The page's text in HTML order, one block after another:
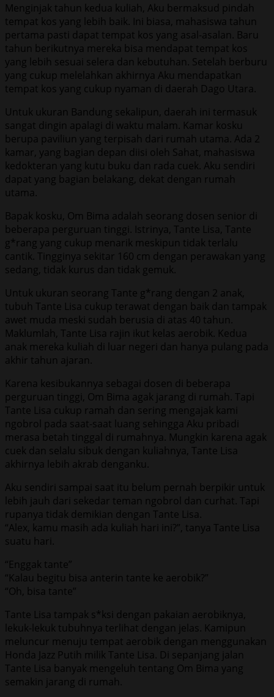
Menginjak tahun kedua kuliah, Aku bermaksud pindah
tempat kos yang lebih baik. Ini biasa, mahasiswa tahun
pertama pasti dapat tempat kos yang asal-asalan. Baru
tahun berikutnya mereka bisa mendapat tempat kos
yang lebih sesuai selera dan kebutuhan. Setelah berburu
yang cukup melelahkan akhirnya Aku mendapatkan
tempat kos yang cukup nyaman di daerah Dago Utara.
Untuk ukuran Bandung sekalipun, daerah ini termasuk
sangat dingin apalagi di waktu malam. Kamar kosku
berupa paviliun yang terpisah dari rumah utama. Ada 2
kamar, yang bagian depan diisi oleh Sahat, mahasiswa
kedokteran yang kutu buku dan rada cuek. Aku sendiri
dapat yang bagian belakang, dekat dengan rumah
utama.
Bapak kosku, Om Bima adalah seorang dosen senior di
beberapa perguruan tinggi. Istrinya, Tante Lisa, Tante
g*rang yang cukup menarik meskipun tidak terlalu
cantik. Tingginya sekitar 160 cm dengan perawakan yang
sedang, tidak kurus dan tidak gemuk.
Untuk ukuran seorang Tante g*rang dengan 2 anak,
tubuh Tante Lisa cukup terawat dengan baik dan tampak
awet muda meski sudah berusia di atas 40 tahun.
Maklumlah, Tante Lisa rajin ikut kelas aerobik. Kedua
anak mereka kuliah di luar negeri dan hanya pulang pada
akhir tahun ajaran.
Karena kesibukannya sebagai dosen di beberapa
perguruan tinggi, Om Bima agak jarang di rumah. Tapi
Tante Lisa cukup ramah dan sering mengajak kami
ngobrol pada saat-saat luang sehingga Aku pribadi
merasa betah tinggal di rumahnya. Mungkin karena agak
cuek dan selalu sibuk dengan kuliahnya, Tante Lisa
akhirnya lebih akrab denganku.
Aku sendiri sampai saat itu belum pernah berpikir untuk
lebih jauh dari sekedar teman ngobrol dan curhat. Tapi
rupanya tidak demikian dengan Tante Lisa.
“Alex, kamu masih ada kuliah hari ini?”, tanya Tante Lisa
suatu hari.
“Enggak tante”
“Kalau begitu bisa anterin tante ke aerobik?”
“Oh, bisa tante”
Tante Lisa tampak s*ksi dengan pakaian aerobiknya,
lekuk-lekuk tubuhnya terlihat dengan jelas. Kamipun
meluncur menuju tempat aerobik dengan menggunakan
Honda Jazz Putih milik Tante Lisa. Di sepanjang jalan
Tante Lisa banyak mengeluh tentang Om Bima yang
semakin jarang di rumah.